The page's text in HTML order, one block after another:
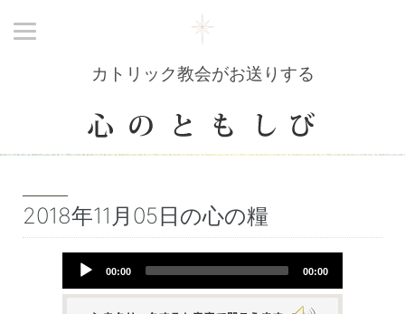
カトリック教会がお送りする
2018年11月05日の心の糧
Audio
00:00 00:00